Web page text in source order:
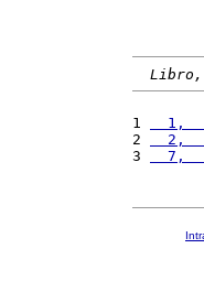
Libro,
1
1,
2
2,
3
7,